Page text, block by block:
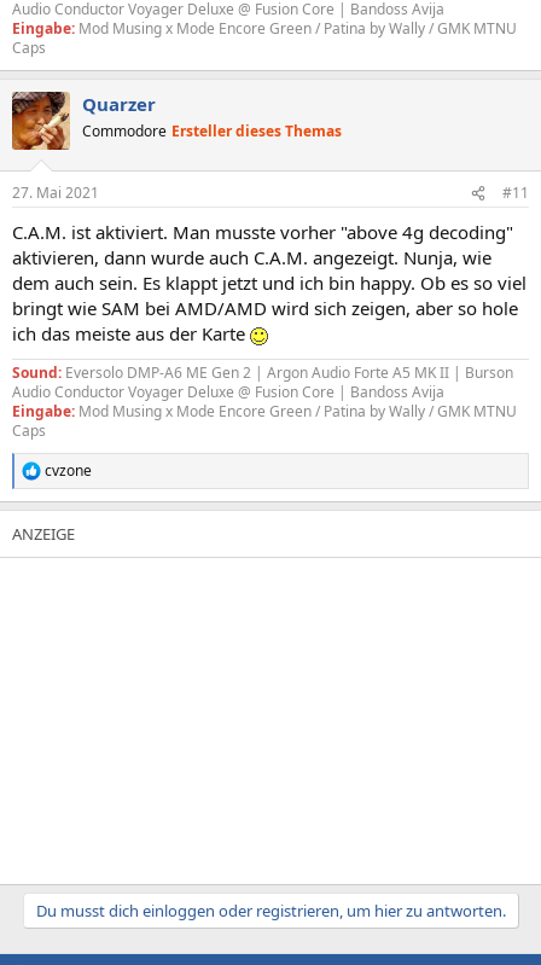
Audio Conductor Voyager Deluxe @ Fusion Core | Bandoss Avija
Eingabe: Mod Musing x Mode Encore Green / Patina by Wally / GMK MTNU
Caps
Quarzer
Commodore Ersteller dieses Themas
27. Mai 2021 #11
C.A.M. ist aktiviert. Man musste vorher "above 4g decoding"
aktivieren, dann wurde auch C.A.M. angezeigt. Nunja, wie
dem auch sein. Es klappt jetzt und ich bin happy. Ob es so viel
bringt wie SAM bei AMD/AMD wird sich zeigen, aber so hole
ich das meiste aus der Karte
Sound: Eversolo DMP-A6 ME Gen 2 | Argon Audio Forte A5 MK II | Burson
Audio Conductor Voyager Deluxe @ Fusion Core | Bandoss Avija
Eingabe: Mod Musing x Mode Encore Green / Patina by Wally / GMK MTNU
Caps
R
e
a
k
t
cvzone
Du musst dich einloggen oder registrieren, um hier zu antworten.